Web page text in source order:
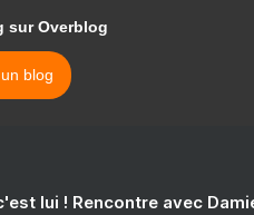
sur Overblog
blog
lui ! Rencontre avec